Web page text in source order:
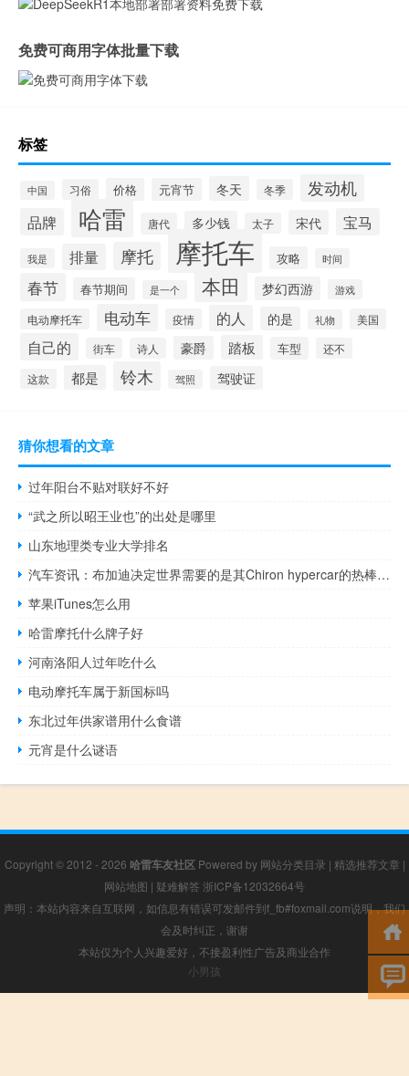
免费可商用字体批量下载
标签
中国 习俗 价格 元宵节 冬天 冬季 发动机
品牌 哈雷 唐代 多少钱 太子 宋代 宝马
我是 排量 摩托 摩托车 攻略 时间
春节 春节期间 是一个 本田 梦幻西游 游戏
电动摩托车 电动车 疫情 的人 的是 礼物 美国
自己的 街车 诗人 豪爵 踏板 车型 还不
这款 都是 铃木 驾照 驾驶证
猜你想看的文章
过年阳台不贴对联好不好
“武之所以昭王业也”的出处是哪里
山东地理类专业大学排名
汽车资讯：布加迪决定世界需要的是其Chiron hypercar的热棒版本
苹果iTunes怎么用
哈雷摩托什么牌子好
河南洛阳人过年吃什么
电动摩托车属于新国标吗
东北过年供家谱用什么食谱
元宵是什么谜语
Copyright © 2012 - 2026 哈雷车友社区Powered by 网站分类目录 | 精选推荐文章 |
网站地图 | 疑难解答 浙ICP备12032664号
声明：本站内容来自互联网，如信息有错误可发邮件到f_fb#foxmail.com说明，我们
会及时纠正，谢谢
本站仅为个人兴趣爱好，不接盈利性广告及商业合作
小男孩